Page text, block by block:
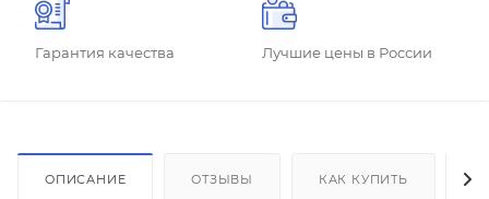
Гарантия качества Лучшие цены в России
ОПИСАНИЕ ОТЗЫВЫ КАК КУПИТЬ